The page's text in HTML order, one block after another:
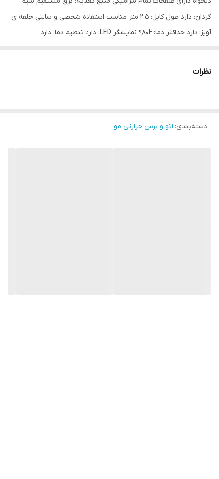
گردان: دارد طول کابل: 2.5 متر مناسب استفاده شخصی و سالنی حلقه ی
آویز: دارد حداکثر دما: 980F نمایشگر LED: دارد تنظیم دما: دارد
نظرات
دسته‌بندی: اتو و برس حرارتی مو